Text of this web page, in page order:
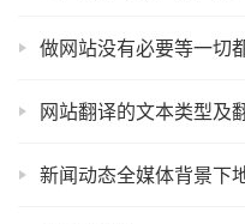
做网站没有必要等一切
网站翻译的文本类型及
新闻动态全媒体背景下